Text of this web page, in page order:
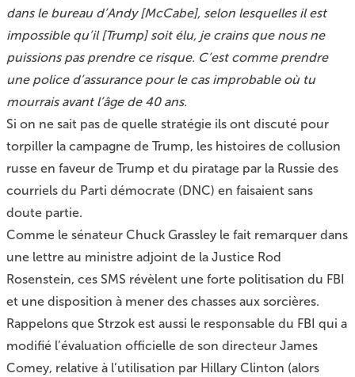
dans le bureau d’Andy [McCabe], selon lesquelles il est
impossible qu’il [Trump] soit élu, je crains que nous ne
puissions pas prendre ce risque. C’est comme prendre
une police d’assurance pour le cas improbable où tu
mourrais avant l’âge de 40 ans.
Si on ne sait pas de quelle stratégie ils ont discuté pour
torpiller la campagne de Trump, les histoires de collusion
russe en faveur de Trump et du piratage par la Russie des
courriels du Parti démocrate (DNC) en faisaient sans
doute partie.
Comme le sénateur Chuck Grassley le fait remarquer dans
une lettre au ministre adjoint de la Justice Rod
Rosenstein, ces SMS révèlent une forte politisation du FBI
et une disposition à mener des chasses aux sorcières.
Rappelons que Strzok est aussi le responsable du FBI qui a
modifié l’évaluation officielle de son directeur James
Comey, relative à l’utilisation par Hillary Clinton (alors